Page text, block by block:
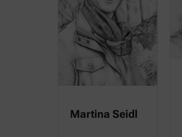
Martina Seidl